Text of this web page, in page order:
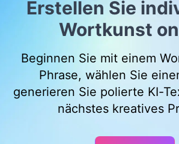
Erstellen Sie
Wortkunst
Beginnen Sie mit einem
Phrase, wählen Sie
generieren Sie polierte KI-
nächstes kreatives